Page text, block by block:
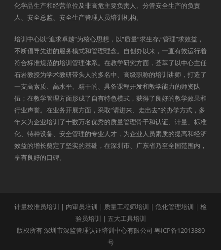
化学品生产和经营单位及非高危主要负责人、分管安全生产的负责
人、安全总监、安全生产管理人员培训机构。
培训中心以“追求卓越”为核心思想，以“质量”求生存,“管理”求效益，
不断倡导先进的服务模式和管理理念。自创办以来，一直有效运行着
符合标准规范的培训管理体系。在教学研究方面，荟萃了以中心主任
石岩教授为学术教研带头人的多名中、高级职称的培训讲师，打造了
一支高素质、高水平、精干的、具备课程开发和教学能力的师资队
伍；在教学管理方面形成了自有特色模式，获得了良好的教学效果和
行业声誉。在业务开展方面，采取“请进来、走出去”的办学方式，多
年来为企业培训了十数万名优秀的质量管理骨干和认证、计量、标准
化、特种设备、安全管理的专业人才，为企业人员素质的提高和经济
效益的增长奠定了坚实的基础，在深圳市、广东省乃至全国范围内，
享有良好的口碑。
计量校准员培训 | 内审员培训 | 质量工程师培训 | 危化管理培训 | 检
验员培训 | 五大工具培训
版权所有 深圳市深监管理认证培训中心有限公司 粤ICP备12013880
号